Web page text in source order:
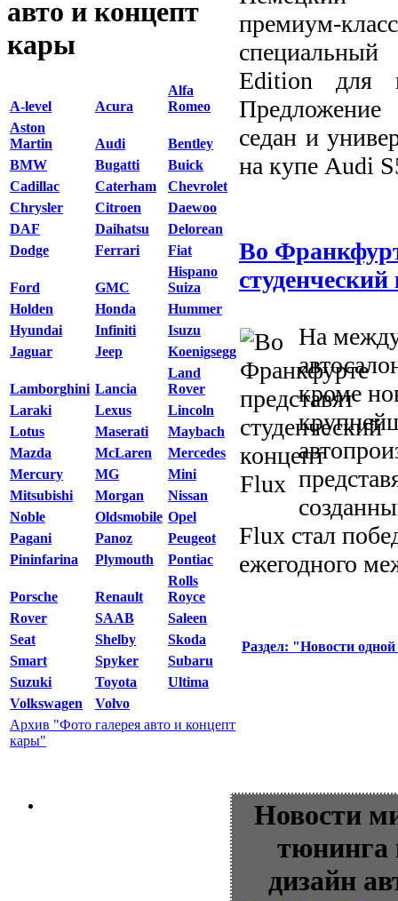
авто и концепт
кары
A-level Acura
Alfa
Romeo
Aston
Martin
Audi
Bentley
BMW
Bugatti
Buick
Cadillac
Caterham
Chevrolet
Chrysler
Citroen
Daewoo
DAF
Daihatsu
Delorean
Dodge
Ferrari Fiat
Ford GMC
Hispano
Suiza
Holden
Honda
Hummer
Hyundai
Infiniti
Isuzu
Jaguar
Jeep Koenigsegg
Lamborghini Lancia
Land
Rover
Laraki
Lexus
Lincoln
Lotus
Maserati
Maybach
Mazda
McLaren
Mercedes
Mercury
MG
Mini
Mitsubishi
Morgan
Nissan
Noble
Oldsmobile Opel
Pagani
Panoz
Peugeot
Pininfarina
Plymouth Pontiac
Porsche Renault
Rolls
Royce
Rover
SAAB
Saleen
Seat
Shelby
Skoda
Smart
Spyker
Subaru
Suzuki
Toyota
Ultima
Volkswagen
Volvo
Архив "Фото галерея авто и концепт
кары"
премиум-
Edition для
Предложение
седан и
на купе Audi
Во
На
кроме
Flux стал
ежегодного
Раздел: "Новости
Новости
тюнинга
дизайн